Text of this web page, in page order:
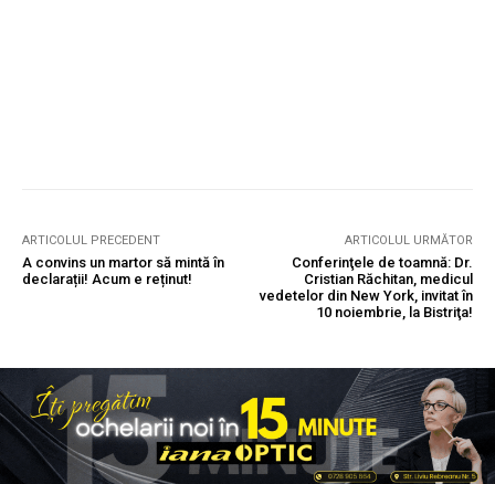
ARTICOLUL PRECEDENT
A convins un martor să mintă în
declarații! Acum e reținut!
ARTICOLUL URMĂTOR
Conferinţele de toamnă: Dr.
Cristian Răchitan, medicul
vedetelor din New York, invitat în
10 noiembrie, la Bistriţa!